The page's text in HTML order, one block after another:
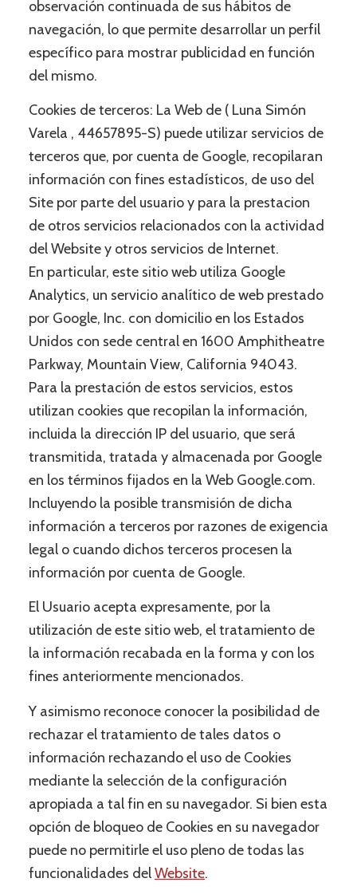
observación continuada de sus hábitos de
navegación, lo que permite desarrollar un perfil
específico para mostrar publicidad en función
del mismo.
Cookies de terceros: La Web de ( Luna Simón
Varela , 44657895-S) puede utilizar servicios de
terceros que, por cuenta de Google, recopilaran
información con fines estadísticos, de uso del
Site por parte del usuario y para la prestacion
de otros servicios relacionados con la actividad
del Website y otros servicios de Internet.
En particular, este sitio web utiliza Google
Analytics, un servicio analítico de web prestado
por Google, Inc. con domicilio en los Estados
Unidos con sede central en 1600 Amphitheatre
Parkway, Mountain View, California 94043.
Para la prestación de estos servicios, estos
utilizan cookies que recopilan la información,
incluida la dirección IP del usuario, que será
transmitida, tratada y almacenada por Google
en los términos fijados en la Web Google.com.
Incluyendo la posible transmisión de dicha
información a terceros por razones de exigencia
legal o cuando dichos terceros procesen la
información por cuenta de Google.
El Usuario acepta expresamente, por la
utilización de este sitio web, el tratamiento de
la información recabada en la forma y con los
fines anteriormente mencionados.
Y asimismo reconoce conocer la posibilidad de
rechazar el tratamiento de tales datos o
información rechazando el uso de Cookies
mediante la selección de la configuración
apropiada a tal fin en su navegador. Si bien esta
opción de bloqueo de Cookies en su navegador
puede no permitirle el uso pleno de todas las
funcionalidades delWebsite.